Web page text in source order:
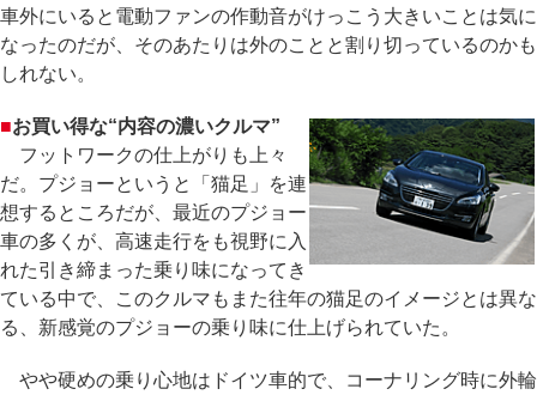
車外にいると電動ファンの作動音がけっこう大きいことは気に
なったのだが、そのあたりは外のことと割り切っているのかも
しれない。
■お買い得な“内容の濃いクルマ”
フットワークの仕上がりも上々
だ。プジョーというと「猫足」を連
想するところだが、最近のプジョー
車の多くが、高速走行をも視野に入
れた引き締まった乗り味になってき
ている中で、このクルマもまた往年の猫足のイメージとは異な
る、新感覚のプジョーの乗り味に仕上げられていた。
やや硬めの乗り心地はドイツ車的で、コーナリング時に外輪